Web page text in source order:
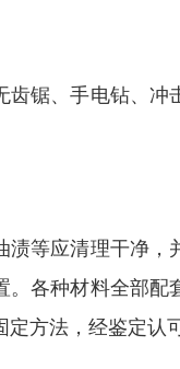
齿锯、手电钻、
渍等应清理干净
。各种材料全部
方法，经鉴定认